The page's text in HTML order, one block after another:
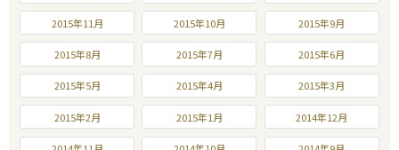
2015年11月 2015年10月 2015年9月
2015年8月 2015年7月 2015年6月
2015年5月 2015年4月 2015年3月
2015年2月 2015年1月 2014年12月